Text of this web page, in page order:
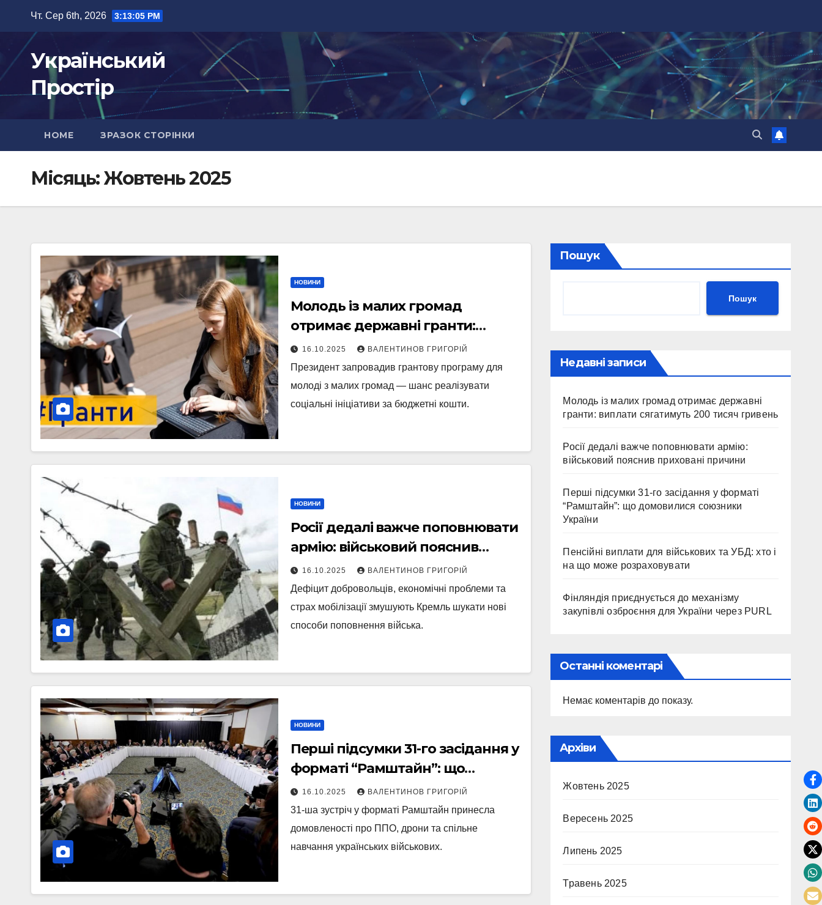
вмісту
Чт. Сер 6th, 2026 3:13:07 PM
Український
Простір
HOME ЗРАЗОК СТОРІНКИ
Місяць:Жовтень 2025
НОВИНИ
Молодь із малих громад
отримає державні гранти:
виплати сягатимуть 200 тисяч
гривень
16.10.2025 ВАЛЕНТИНОВ ГРИГОРІЙ
Президент запровадив грантову програму для
молоді з малих громад — шанс реалізувати
соціальні ініціативи за бюджетні кошти.
НОВИНИ
Росії дедалі важче поповнювати
армію: військовий пояснив
приховані причини
16.10.2025 ВАЛЕНТИНОВ ГРИГОРІЙ
Дефіцит добровольців, економічні проблеми та
страх мобілізації змушують Кремль шукати нові
способи поповнення війська.
НОВИНИ
Перші підсумки 31-го засідання у
форматі “Рамштайн”: що
домовилися союзники України
16.10.2025 ВАЛЕНТИНОВ ГРИГОРІЙ
31-ша зустріч у форматі Рамштайн принесла
домовленості про ППО, дрони та спільне
навчання українських військових.
Пошук
Пошук
Недавні записи
Молодь із малих громад отримає державні
гранти: виплати сягатимуть 200 тисяч гривень
Росії дедалі важче поповнювати армію:
військовий пояснив приховані причини
Перші підсумки 31-го засідання у форматі
“Рамштайн”: що домовилися союзники
України
Пенсійні виплати для військових та УБД: хто і
на що може розраховувати
Фінляндія приєднується до механізму
закупівлі озброєння для України через PURL
Останні коментарі
Немає коментарів до показу.
Архіви
Жовтень 2025
Вересень 2025
Липень 2025
Травень 2025